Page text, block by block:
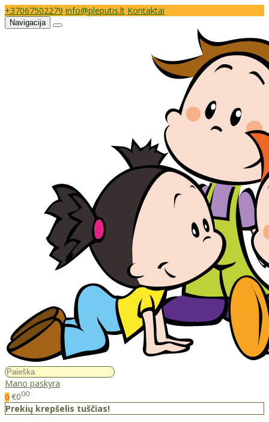
+37067502279 info@pleputis.lt Kontaktai
Navigacija
Mano paskyra
0 €000
Prekių krepšelis tuščias!